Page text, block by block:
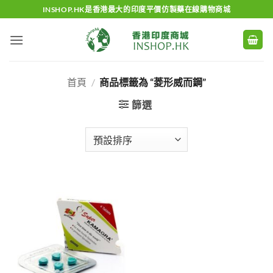
to
content
INSHOP.HK是香港最大的印度平價仿製藥在線購物商城
首頁 / 商品標籤為 “菱形威而鋼”
篩選